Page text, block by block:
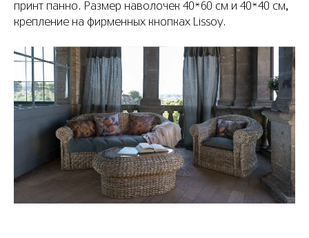
принт панно. Размер наволочек 40*60 см и 40*40 см,
крепление на фирменных кнопках Lissoy.